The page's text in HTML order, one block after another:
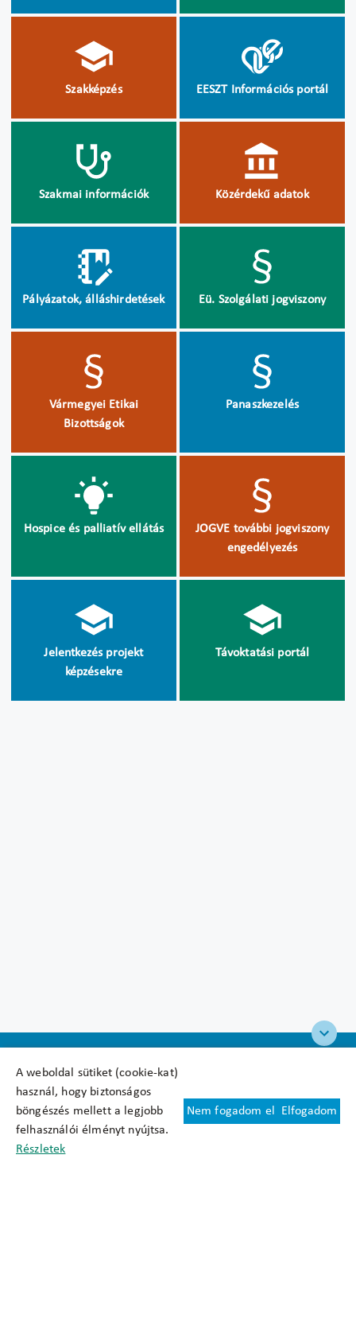
A weboldal sütiket (cookie-kat)
használ, hogy biztonságos
böngészés mellett a legjobb
felhasználói élményt nyújtsa.
Részletek
Nem fogadom el Elfogadom
Szakképzés EESZT Információs portál
Szakmai információk Közérdekű adatok
Pályázatok, álláshirdetések Eü. Szolgálati jogviszony
Vármegyei Etikai
Bizottságok
Panaszkezelés
Hospice és palliatív ellátás
JOGVE további jogviszony
engedélyezés
Jelentkezés projekt
képzésekre
Távoktatási portál
Felhasználási feltételek